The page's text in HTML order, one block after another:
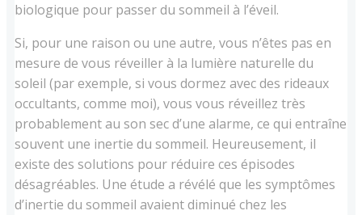
biologique pour passer du sommeil à l’éveil.
Si, pour une raison ou une autre, vous n’êtes pas en
mesure de vous réveiller à la lumière naturelle du
soleil (par exemple, si vous dormez avec des rideaux
occultants, comme moi), vous vous réveillez très
probablement au son sec d’une alarme, ce qui entraîne
souvent une inertie du sommeil. Heureusement, il
existe des solutions pour réduire ces épisodes
désagréables. Une étude a révélé que les symptômes
d’inertie du sommeil avaient diminué chez les